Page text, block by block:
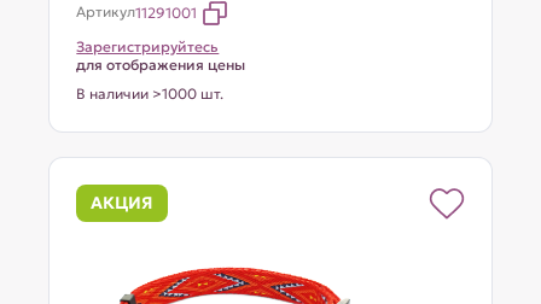
Артикул11291001
Зарегистрируйтесь
для отображения цены
В наличии >1000 шт.
АКЦИЯ